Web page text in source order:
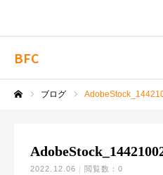
BFC
ブログ
2022.12.06 閲覧数：0